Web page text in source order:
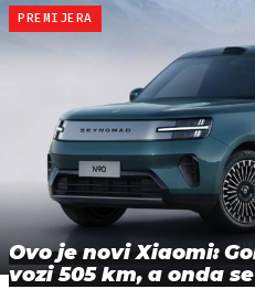
PREMIJERA
Ovo je novi Xiaomi:
vozi 505 km, a onda